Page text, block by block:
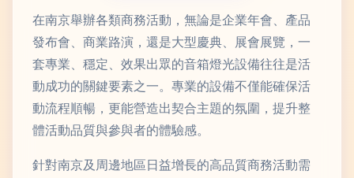
在南京舉辦各類商務活動，無論是企業年會、產品
發布會、商業路演，還是大型慶典、展會展覽，一
套專業、穩定、效果出眾的音箱燈光設備往往是活
動成功的關鍵要素之一。專業的設備不僅能確保活
動流程順暢，更能營造出契合主題的氛圍，提升整
體活動品質與參與者的體驗感。
針對南京及周邊地區日益增長的高品質商務活動需